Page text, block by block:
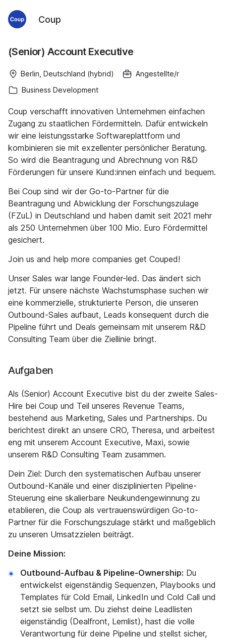
Coup
(Senior) Account Executive
Berlin, Deutschland (hybrid)
Angestellte/r
Business Development
Coup verschafft innovativen Unternehmen einfachen
Zugang zu staatlichen Fördermitteln. Dafür entwickeln
wir eine leistungsstarke Softwareplattform und
kombinieren sie mit exzellenter persönlicher Beratung.
So wird die Beantragung und Abrechnung von R&D
Förderungen für unsere Kund:innen einfach und bequem.
Bei Coup sind wir der Go-to-Partner für die
Beantragung und Abwicklung der Forschungszulage
(FZuL) in Deutschland und haben damit seit 2021 mehr
als 250 Unternehmen über 100 Mio. Euro Fördermittel
gesichert.
Join us and help more companies get Couped!
Unser Sales war lange Founder-led. Das ändert sich
jetzt. Für unsere nächste Wachstumsphase suchen wir
eine kommerzielle, strukturierte Person, die unseren
Outbound-Sales aufbaut, Leads konsequent durch die
Pipeline führt und Deals gemeinsam mit unserem R&D
Consulting Team über die Ziellinie bringt.
Aufgaben
Als (Senior) Account Executive bist du der zweite Sales-
Hire bei Coup und Teil unseres Revenue Teams,
bestehend aus Marketing, Sales und Partnerships. Du
berichtest direkt an unsere CRO, Theresa, und arbeitest
eng mit unserem Account Executive, Maxi, sowie
unserem R&D Consulting Team zusammen.
Dein Ziel: Durch den systematischen Aufbau unserer
Outbound-Kanäle und einer disziplinierten Pipeline-
Steuerung eine skalierbare Neukundengewinnung zu
etablieren, die Coup als vertrauenswürdigen Go-to-
Partner für die Forschungszulage stärkt und maßgeblich
zu unseren Umsatzzielen beiträgt.
Deine Mission:
Outbound-Aufbau & Pipeline-Ownership: Du
entwickelst eigenständig Sequenzen, Playbooks und
Templates für Cold Email, LinkedIn und Cold Call und
setzt sie selbst um. Du ziehst deine Leadlisten
eigenständig (Dealfront, Lemlist), hast die volle
Verantwortung für deine Pipeline und stellst sicher,